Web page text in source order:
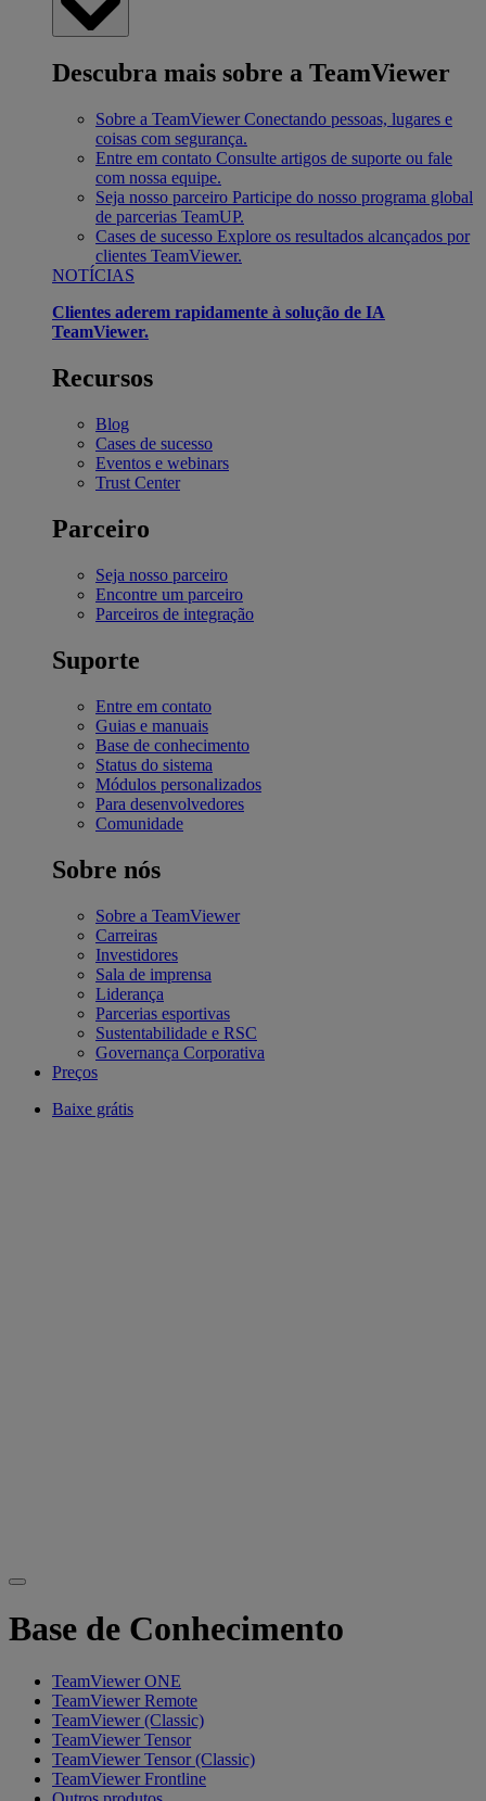
Descubra mais sobre a TeamViewer
Sobre a TeamViewer Conectando pessoas, lugares e
coisas com segurança.
Entre em contato Consulte artigos de suporte ou fale
com nossa equipe.
Seja nosso parceiro Participe do nosso programa global
de parcerias TeamUP.
Cases de sucesso Explore os resultados alcançados por
clientes TeamViewer.
NOTÍCIAS
Clientes aderem rapidamente à solução de IA
TeamViewer.
Recursos
Blog
Cases de sucesso
Eventos e webinars
Trust Center
Parceiro
Seja nosso parceiro
Encontre um parceiro
Parceiros de integração
Suporte
Entre em contato
Guias e manuais
Base de conhecimento
Status do sistema
Módulos personalizados
Para desenvolvedores
Comunidade
Sobre nós
Sobre a TeamViewer
Carreiras
Investidores
Sala de imprensa
Liderança
Parcerias esportivas
Sustentabilidade e RSC
Governança Corporativa
Preços
Baixe grátis
Base de Conhecimento
TeamViewer ONE
TeamViewer Remote
TeamViewer (Classic)
TeamViewer Tensor
TeamViewer Tensor (Classic)
TeamViewer Frontline